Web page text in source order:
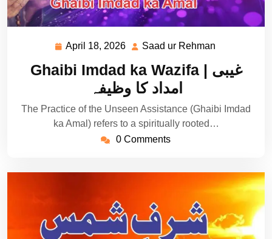
April 18, 2026 April
2026
Saad ur Rehman
Rehman
Ghaibi Imdad ka Wazifa | غیبی
امداد کا وظیفہ
The Practice of the Unseen Assistance (Ghaibi Imdad
ka Amal) refers to a spiritually rooted…
0 Comments